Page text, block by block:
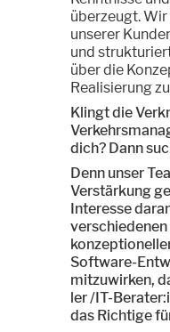
überzeugt.
unserer
und
über die
Realisierung
Klingt die
dich? Dann
Denn unser
Verstärkung
Interesse
Software-
mitzuwirken,
ler /IT-
das Richtige